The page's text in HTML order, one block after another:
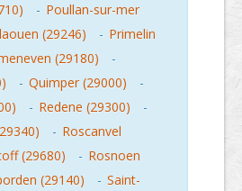
- Poullan-sur-mer
(29246) - Primelin
(29180)
-
- Quimper (29000)
-
- Redene (29300)
-
- Roscanvel
(29680) - Rosnoen
(29140) - Saint-